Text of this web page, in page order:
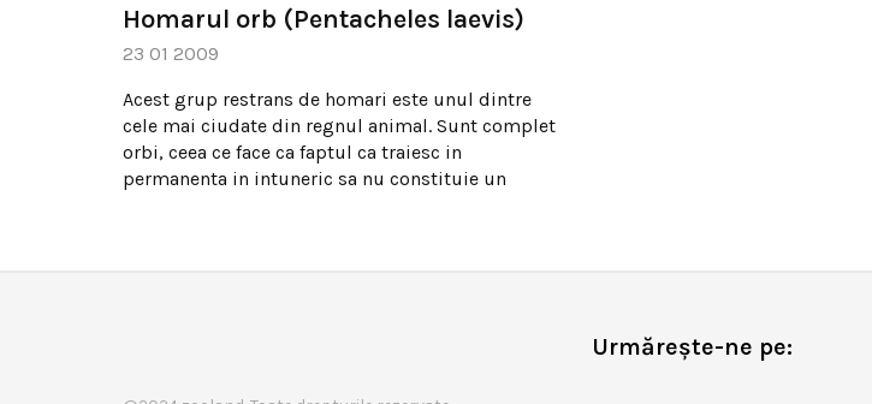
Homarul orb (Pentacheles laevis)
23 01 2009
Acest grup restrans de homari este unul dintre
cele mai ciudate din regnul animal. Sunt complet
orbi, ceea ce face ca faptul ca traiesc in
permanenta in intuneric sa nu constituie un
Urmărește-ne pe: